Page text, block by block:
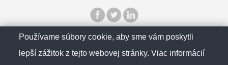
© SlovenskObcan 2025
Používame súbory cookie, aby sme vám poskytli
lepší zážitok z tejto webovej stránky. Viac informácií